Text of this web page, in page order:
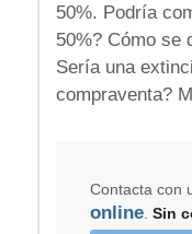
50%. Podría
50%? Cómo se
Sería una
compraventa?
Contacta con
online. Sin